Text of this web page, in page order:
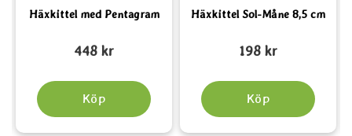
Häxkittel med Pentagram
Art. nr 5412448 kr
Köp
Häxkittel Sol-Måne 8,5 cm
Art. nr 5520198 kr
Köp